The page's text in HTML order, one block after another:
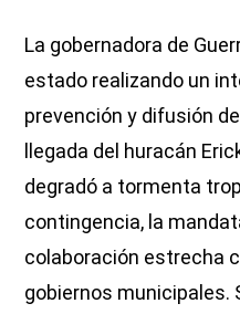
La gobernadora de
estado realizando un
prevención y difusión
llegada del huracán
degradó a tormenta
contingencia, la
colaboración estrecha
gobiernos municipales.